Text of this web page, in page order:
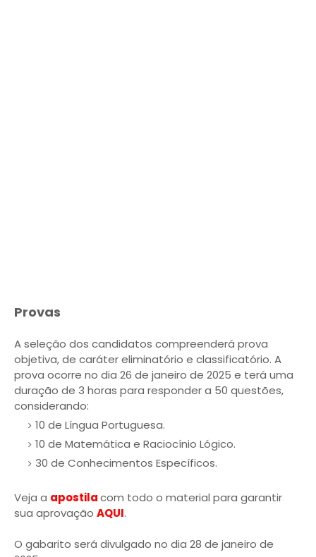
Provas
A seleção dos candidatos compreenderá prova
objetiva, de caráter eliminatório e classificatório. A
prova ocorre no dia 26 de janeiro de 2025 e terá uma
duração de 3 horas para responder a 50 questões,
considerando:
10 de Língua Portuguesa.
10 de Matemática e Raciocínio Lógico.
30 de Conhecimentos Específicos.
Veja a apostilacom todo o material para garantir
sua aprovação AQUI.
O gabarito será divulgado no dia 28 de janeiro de